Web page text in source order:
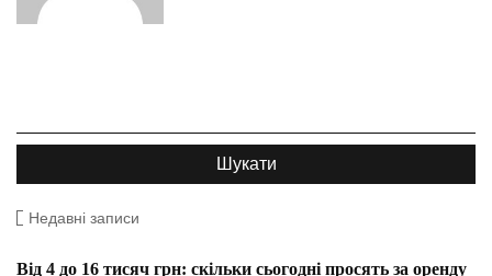
Недавні записи
Від 4 до 16 тисяч грн: скільки сьогодні просять за оренду